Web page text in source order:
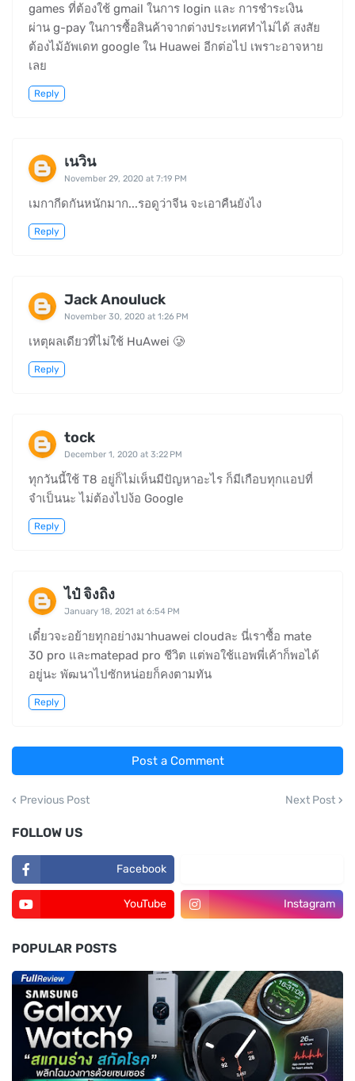
games ที่ต้องใช้ gmail ในการ login และ การชำระเงิน
ผ่าน g-pay ในการซื้อสินค้าจากต่างประเทศทำไม่ได้ สงสัย
ต้องไม้อัพเดท google ใน Huawei อีกต่อไป เพราะอาจหาย
เลย
Reply
เนวิน
November 29, 2020 at 7:19 PM
เมกากีดกันหนักมาก...รอดูว่าจีน จะเอาคืนยังไง
Reply
Jack Anouluck
November 30, 2020 at 1:26 PM
เหตุผลเดียวที่ไม่ใช้ HuAwei 🥲
Reply
tock
December 1, 2020 at 3:22 PM
ทุกวันนี้ใช้ T8 อยู่ก็ไม่เห็นมีปัญหาอะไร ก็มีเกือบทุกแอปที่
จำเป็นนะ ไม่ต้องไปง้อ Google
Reply
ไป๋ จิงถิง
January 18, 2021 at 6:54 PM
เดี๋ยวจะอย้ายทุกอย่างมาhuawei cloudละ นี่เราซื้อ mate
30 pro และmatepad pro ชีวิต แต่พอใช้แอพพี่เค้าก็พอได้
อยู่นะ พัฒนาไปซักหน่อยก็คงตามทัน
Reply
Post a Comment
Previous Post Next Post
FOLLOW US
Facebook
YouTube Instagram
POPULAR POSTS